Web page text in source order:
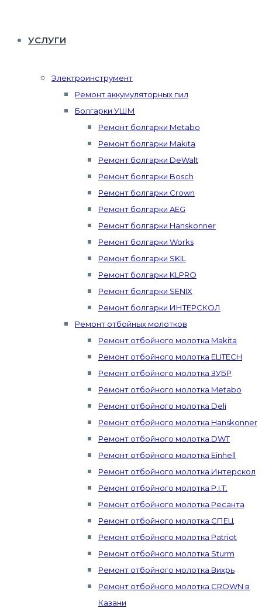
УСЛУГИ
Электроинструмент
Ремонт аккумуляторных пил
Болгарки УШМ
Ремонт болгарки Metabo
Ремонт болгарки Makita
Ремонт болгарки DeWalt
Ремонт болгарки Bosch
Ремонт болгарки Crown
Ремонт болгарки AEG
Ремонт болгарки Hanskonner
Ремонт болгарки Works
Ремонт болгарки SKIL
Ремонт болгарки KLPRO
Ремонт болгарки SENIX
Ремонт болгарки ИНТЕРСКОЛ
Ремонт отбойных молотков
Ремонт отбойного молотка Makita
Ремонт отбойного молотка ELITECH
Ремонт отбойного молотка ЗУБР
Ремонт отбойного молотка Metabo
Ремонт отбойного молотка Deli
Ремонт отбойного молотка Hanskonner
Ремонт отбойного молотка DWT
Ремонт отбойного молотка Einhell
Ремонт отбойного молотка Интерскол
Ремонт отбойного молотка P.I.T.
Ремонт отбойного молотка Ресанта
Ремонт отбойного молотка СПЕЦ
Ремонт отбойного молотка Patriot
Ремонт отбойного молотка Sturm
Ремонт отбойного молотка Вихрь
Ремонт отбойного молотка CROWN в
Казани